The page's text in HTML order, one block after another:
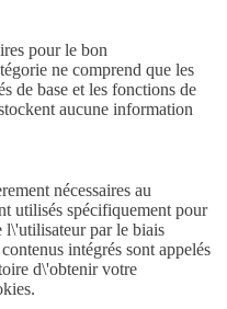
pour le bon
ne comprend que les
de base et les fonctions de
aucune information
nécessaires au
utilisés spécifiquement pour
l\'utilisateur par le biais
intégrés sont appelés
d\'obtenir votre